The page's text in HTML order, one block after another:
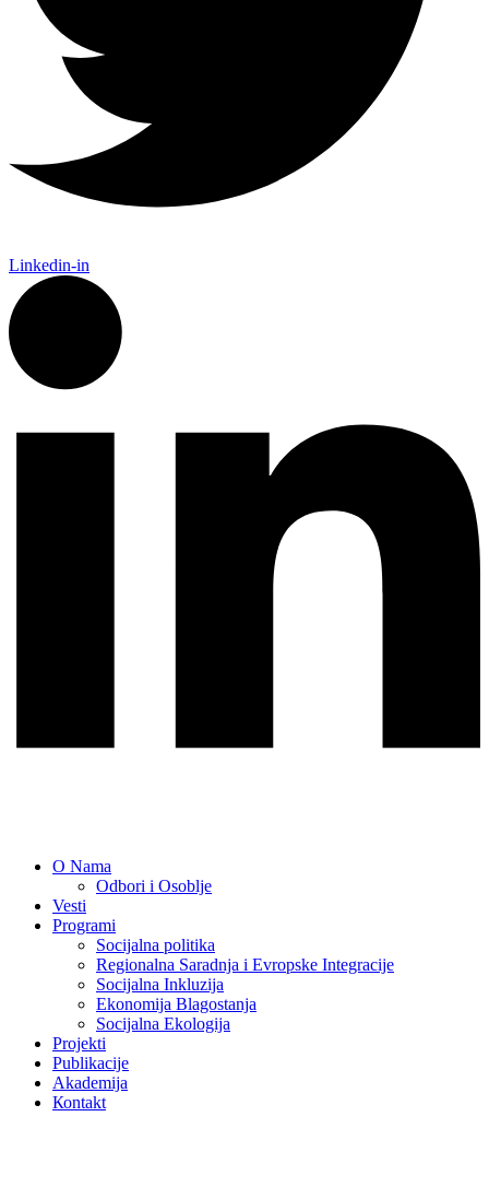
Linkedin-in
O Nama
Odbori i Osoblje
Vesti
Programi
Socijalna politika
Regionalna Saradnja i Evropske Integracije
Socijalna Inkluzija
Ekonomija Blagostanja
Socijalna Ekologija
Projekti
Publikacije
Akademija
Коntakt